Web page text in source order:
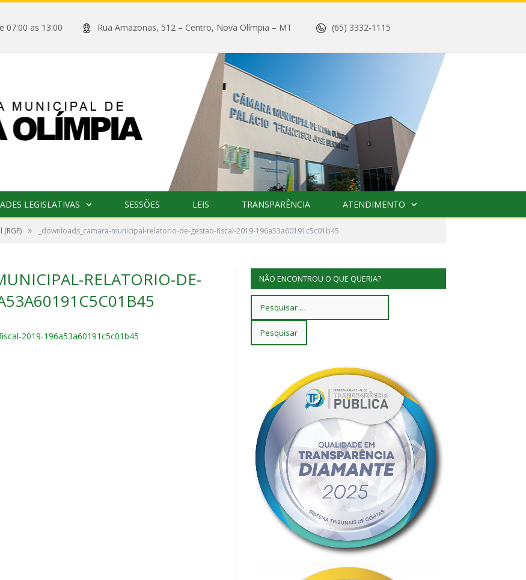
07:00 as 13:00 Rua Amazonas, 512 – Centro, Nova Olímpia – MT (65) 3332-1115
LEGISLATIVAS SESSÕES LEIS TRANSPARÊNCIA ATENDIMENTO
» _downloads_camara-municipal-relatorio-de-gestao-fiscal-2019-196a53a60191c5c01b45
RELATORIO-DE-
2019-196a53a60191c5c01b45
NÃO ENCONTROU O QUE QUERIA?